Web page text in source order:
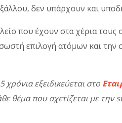
δεν υπάρχουν και
που έχουν στα χέρια
επιλογή ατόμων και
εξειδικεύεται στο
θέμα που σχετίζεται με την